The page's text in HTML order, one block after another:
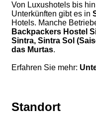
Von Luxushotels bis
Unterkünften gibt es in
Hotels. Manche
Backpackers Hostel
Sintra, Sintra Sol
das Murtas.
Erfahren Sie mehr:
Standort